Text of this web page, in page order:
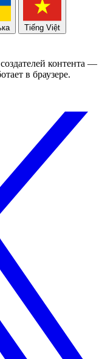
Tiếng Việt
контента —
в браузере.